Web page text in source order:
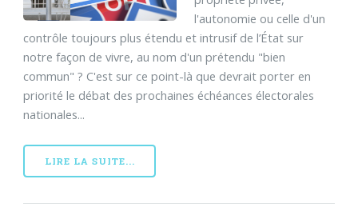
l'autonomie ou celle d'un
contrôle toujours plus étendu et intrusif de l’État sur
notre façon de vivre, au nom d'un prétendu "bien
commun" ? C'est sur ce point-là que devrait porter en
priorité le débat des prochaines échéances électorales
nationales...
LIRE LA SUITE...